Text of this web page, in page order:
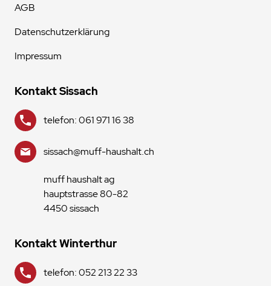
AGB
Datenschutzerklärung
Impressum
Kontakt Sissach
telefon: 061 971 16 38
sissach@muff-haushalt.ch
muff haushalt ag
hauptstrasse 80-82
4450 sissach
Kontakt Winterthur
telefon: 052 213 22 33